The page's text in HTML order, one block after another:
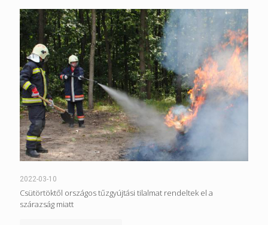
2022-03-10
Csütörtöktől országos tűzgyújtási tilalmat rendeltek el a
szárazság miatt